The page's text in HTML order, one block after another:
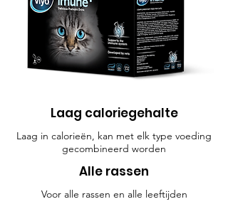
Laag caloriegehalte
Laag in calorieën, kan met elk type voeding
gecombineerd worden
Alle rassen
Voor alle rassen en alle leeftijden